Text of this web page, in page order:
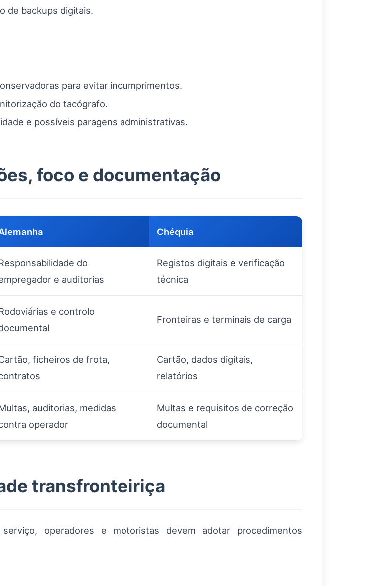
de backups digitais.
para evitar incumprimentos.
do tacógrafo.
e possíveis paragens administrativas.
foco e documentação
Chéquia
do
e auditorias
Registos digitais e verificação
técnica
e controlo
Fronteiras e terminais de carga
ficheiros de frota,
Cartão, dados digitais,
relatórios
auditorias, medidas
operador
Multas e requisitos de correção
documental
transfronteiriça
operadores e motoristas devem adotar procedimentos